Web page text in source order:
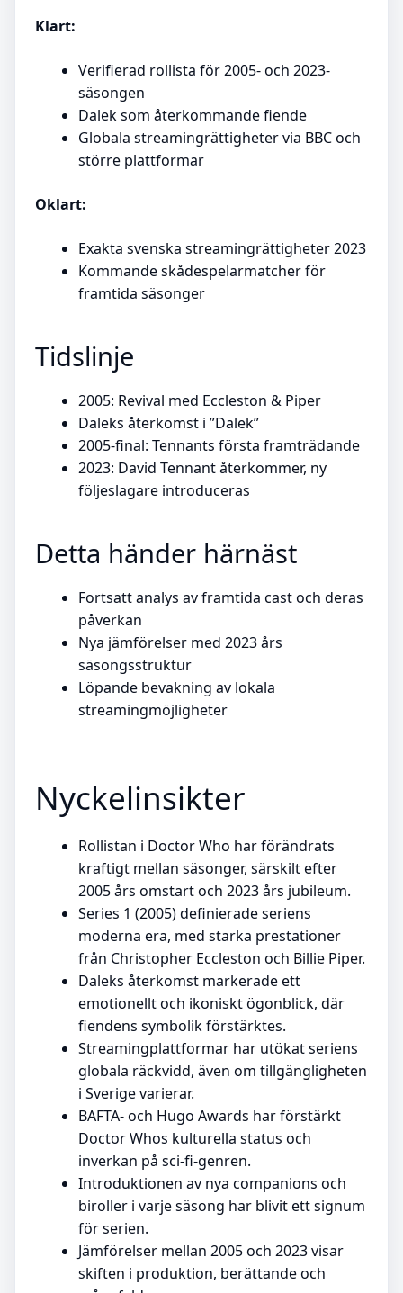
Klart:
Verifierad rollista för 2005- och 2023-
säsongen
Dalek som återkommande fiende
Globala streamingrättigheter via BBC och
större plattformar
Oklart:
Exakta svenska streamingrättigheter 2023
Kommande skådespelarmatcher för
framtida säsonger
Tidslinje
2005: Revival med Eccleston & Piper
Daleks återkomst i ”Dalek”
2005-final: Tennants första framträdande
2023: David Tennant återkommer, ny
följeslagare introduceras
Detta händer härnäst
Fortsatt analys av framtida cast och deras
påverkan
Nya jämförelser med 2023 års
säsongsstruktur
Löpande bevakning av lokala
streamingmöjligheter
Nyckelinsikter
Rollistan i Doctor Who har förändrats
kraftigt mellan säsonger, särskilt efter
2005 års omstart och 2023 års jubileum.
Series 1 (2005) definierade seriens
moderna era, med starka prestationer
från Christopher Eccleston och Billie Piper.
Daleks återkomst markerade ett
emotionellt och ikoniskt ögonblick, där
fiendens symbolik förstärktes.
Streamingplattformar har utökat seriens
globala räckvidd, även om tillgängligheten
i Sverige varierar.
BAFTA- och Hugo Awards har förstärkt
Doctor Whos kulturella status och
inverkan på sci-fi-genren.
Introduktionen av nya companions och
biroller i varje säsong har blivit ett signum
för serien.
Jämförelser mellan 2005 och 2023 visar
skiften i produktion, berättande och